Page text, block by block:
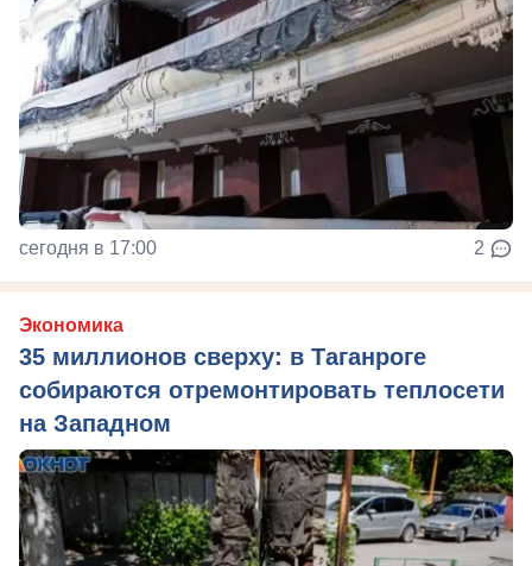
сегодня в 17:00 2
Экономика
35 миллионов сверху: в Таганроге
собираются отремонтировать теплосети
на Западном